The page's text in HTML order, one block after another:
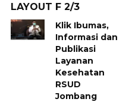
LAYOUT F 2/3
Klik Ibumas,
Informasi dan
Publikasi
Layanan
Kesehatan
RSUD
Jombang